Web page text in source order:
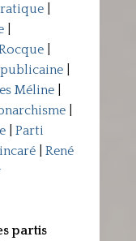
|
|
|
|
Méline|
|
| Parti
| René
partis